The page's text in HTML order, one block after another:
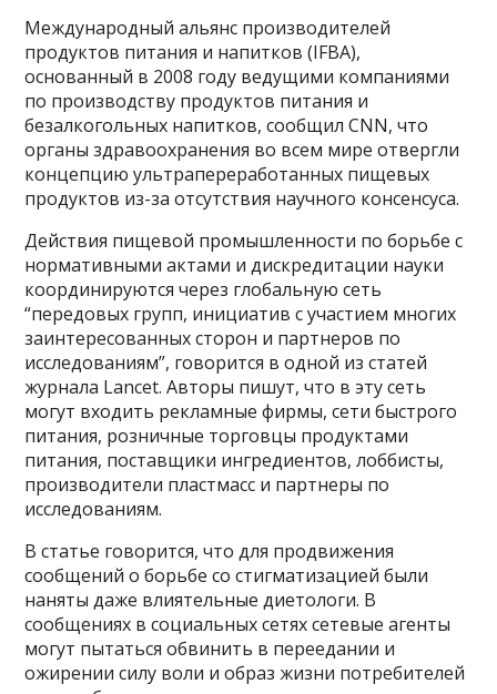
Международный альянс производителей
продуктов питания и напитков (IFBA),
основанный в 2008 году ведущими компаниями
по производству продуктов питания и
безалкогольных напитков, сообщил CNN, что
органы здравоохранения во всем мире отвергли
концепцию ультрапереработанных пищевых
продуктов из-за отсутствия научного консенсуса.
Действия пищевой промышленности по борьбе с
нормативными актами и дискредитации науки
координируются через глобальную сеть
“передовых групп, инициатив с участием многих
заинтересованных сторон и партнеров по
исследованиям”, говорится в одной из статей
журнала Lancet. Авторы пишут, что в эту сеть
могут входить рекламные фирмы, сети быстрого
питания, розничные торговцы продуктами
питания, поставщики ингредиентов, лоббисты,
производители пластмасс и партнеры по
исследованиям.
В статье говорится, что для продвижения
сообщений о борьбе со стигматизацией были
наняты даже влиятельные диетологи. В
сообщениях в социальных сетях сетевые агенты
могут пытаться обвинить в переедании и
ожирении силу воли и образ жизни потребителей